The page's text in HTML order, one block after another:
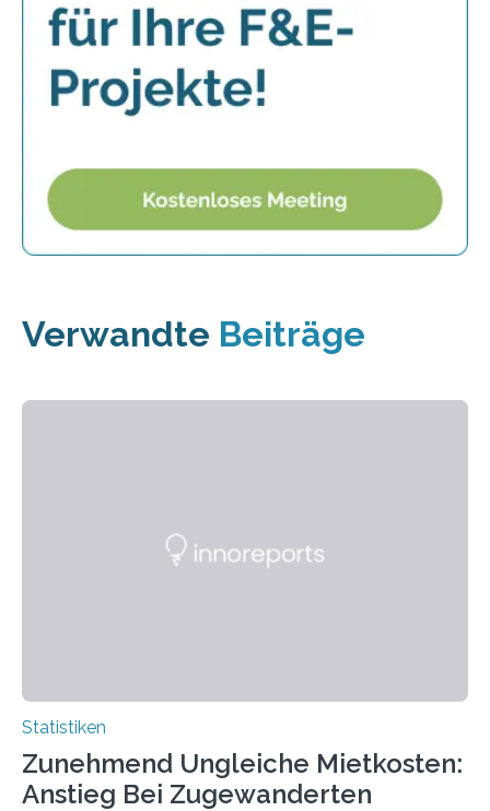
Verwandte Beiträge
Statistiken
Zunehmend Ungleiche Mietkosten:
Anstieg Bei Zugewanderten